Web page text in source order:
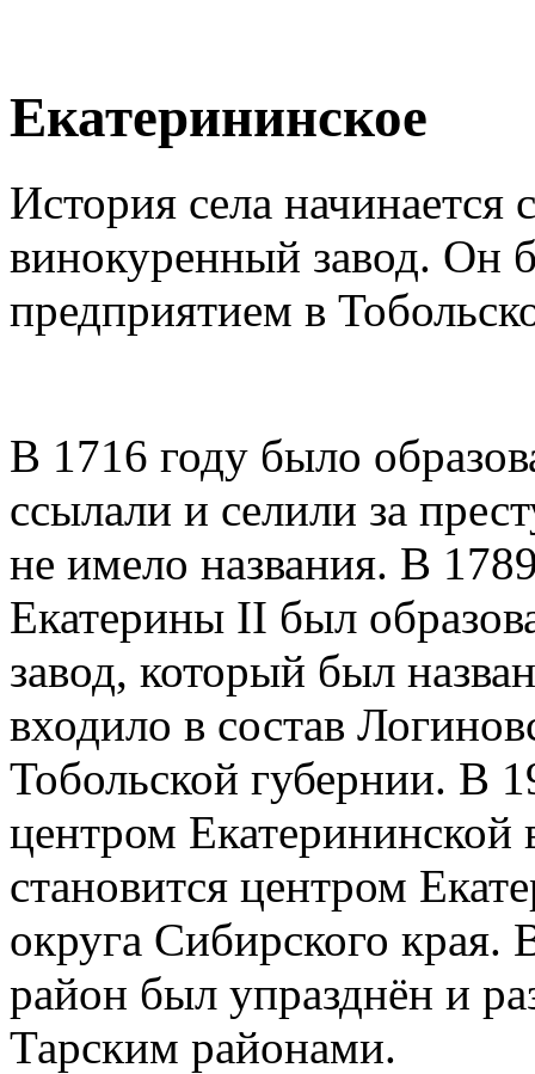
Екатерининское
История села начинается
винокуренный завод.
предприятием в
В 1716 году было
ссылали и селили за
не имело названия. В
Екатерины II был
завод, который был
входило в состав
Тобольской губернии. В
центром Екатерининской
становится центром
округа Сибирского края.
район был упразднён и
Тарским районами.